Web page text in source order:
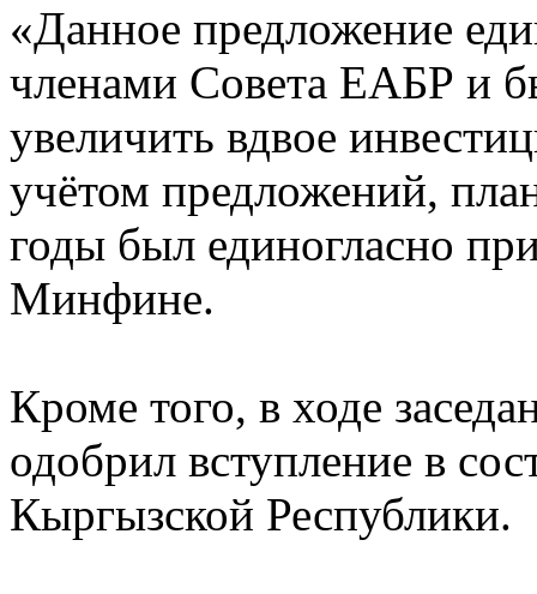
«Данное предложение
членами Совета ЕАБР и
увеличить вдвое
учётом предложений,
годы был единогласно
Минфине.
Кроме того, в ходе
одобрил вступление в
Кыргызской Республики.